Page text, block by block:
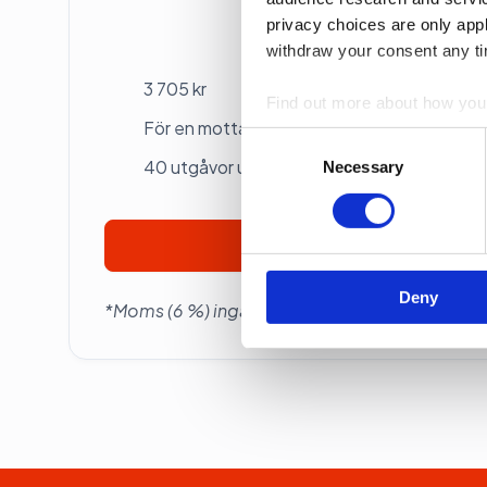
privacy choices are only
withdraw your consent any
Find out more about how
information about your use
other information that
Consent
Necessary
Deny
Betalas årsvis
3 705 kr
För en mottagare
40 utgåvor under ett år
*Moms (6 %) ingår i alla priser.